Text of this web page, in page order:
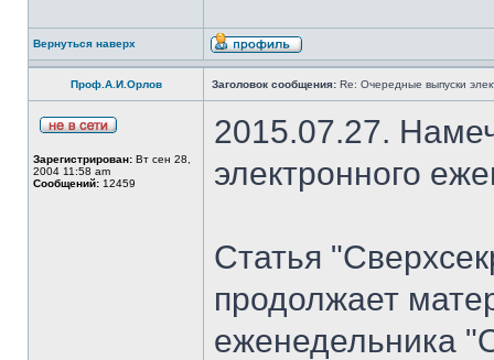
Вернуться наверх
Проф.А.И.Орлов Заголовок сообщения: Re: Очередные выпуски
Зарегистрирован: Вт сен 28,
2004 11:58 am
Сообщений: 12459
2015.07.27.
электронного
Статья
продолжает
еженедельника